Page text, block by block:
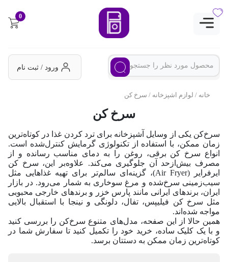
0
ورود / ثبت نام
خانه / لوازم اشپزخانه / سرخ کن
سرخ کن
سرخ‌کن یکی از وسایل آشپزخانه برای ترد کردن غذا در کوتاه‌ترین
زمان ممکن، با استفاده از تکنولوژی گرمایش کنترل‌شده است.
انواع سرخ کن برقی، روغن را به دمای مناسب رسانده و از
مصرف بیش‌ازحد آن جلوگیری می‌کند. علاوه‌بر این، سرخ کن
ایرفرایر (Air Fryer)، گزینه‌ای سالم‌تر برای تهیه غذاهایی مثل
سیب‌زمینی سرخ‌شده و مرغ سوخاری به شمار می‌رود. در بازار
ایران، برندهای ایرانی مانند پارس خزر و برندهای خارجی محبوبی
مثل سرخ کن فیلیپس، تفال، دلونگی و نینجا با استقبال بالایی
مواجه شده‌اند.
همین حالا از این صفحه، مدل‌های متنوع سرخ‌کن را بررسی کنید
و با یک کلیک ساده، خرید خود را تکمیل کنید تا سفارش شما در
کوتاه‌ترین زمان ممکن به دستتان برسد.